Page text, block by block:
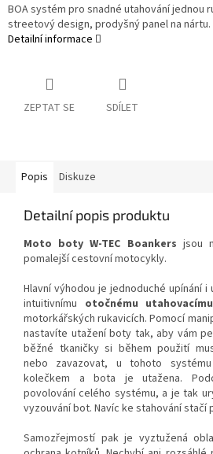
BOA systém pro snadné utahování jednou
streetový design, prodyšný panel na nártu.
Detailní informace
ZEPTAT SE SDÍLET
Popis Diskuze
Detailní popis produktu
Moto boty W-TEC Boankers jsou
pomalejší cestovní motocykly.
Hlavní výhodou je jednoduché upínání i
intuitivnímu otočnému
motorkářských rukavicích. Pomocí
nastavíte utažení boty tak, aby vám
běžné tkaničky si během použití
nebo zavazovat, u tohoto
kolečkem a bota je utažena.
povolování celého systému, a je tak
vyzouvání bot. Navíc ke stahování stačí
Samozřejmostí pak je vyztužená